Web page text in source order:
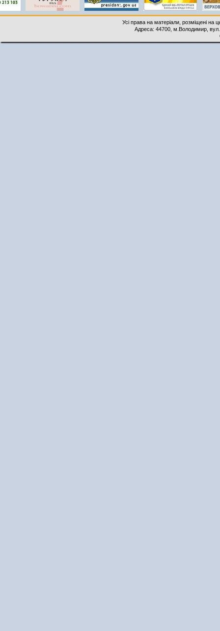
Усі права на матеріали, розміщені на
Адреса: 44700, м.Володимир,